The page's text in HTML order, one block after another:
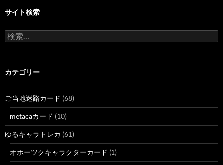
サイト検索
検
索:
カテゴリー
ご当地迷路カード (68)
metacaカード (10)
ゆるキャラトレカ (61)
オホーツクキャラクターカード (1)